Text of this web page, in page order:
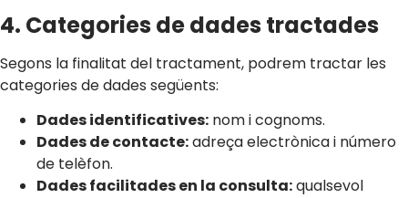
4. Categories de dades tractades
Segons la finalitat del tractament, podrem tractar les
categories de dades següents:
Dades identificatives: nom i cognoms.
Dades de contacte:adreça electrònica i número
de telèfon.
Dades facilitades en la consulta:qualsevol